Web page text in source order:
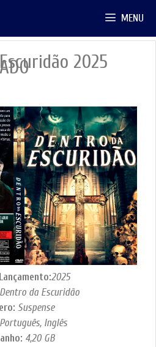
MENU
2025
2025
da Escuridão
Suspense
Português, Inglês
4,20 GB